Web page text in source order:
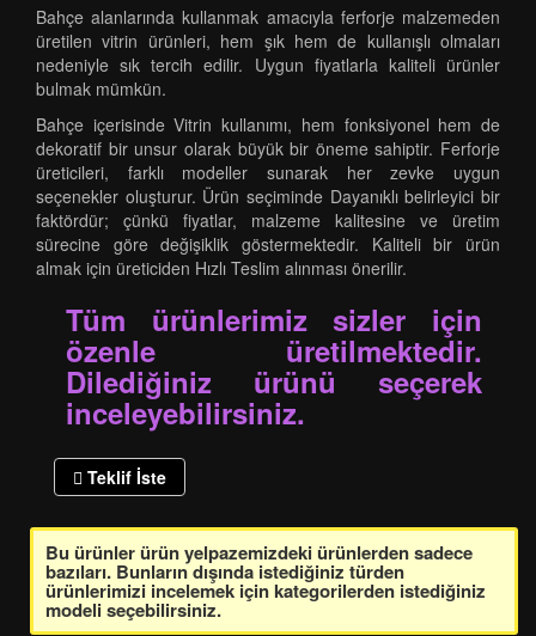
Bahçe alanlarında kullanmak amacıyla ferforje malzemeden
üretilen vitrin ürünleri, hem şık hem de kullanışlı olmaları
nedeniyle sık tercih edilir. Uygun fiyatlarla kaliteli ürünler
bulmak mümkün.
Bahçe içerisinde Vitrin kullanımı, hem fonksiyonel hem de
dekoratif bir unsur olarak büyük bir öneme sahiptir. Ferforje
üreticileri, farklı modeller sunarak her zevke uygun
seçenekler oluşturur. Ürün seçiminde Dayanıklı belirleyici bir
faktördür; çünkü fiyatlar, malzeme kalitesine ve üretim
sürecine göre değişiklik göstermektedir. Kaliteli bir ürün
almak için üreticiden Hızlı Teslim alınması önerilir.
Tüm ürünlerimiz sizler için
özenle üretilmektedir.
Dilediğiniz ürünü seçerek
inceleyebilirsiniz.
Teklif İste
Bu ürünler ürün yelpazemizdeki ürünlerden sadece
bazıları. Bunların dışında istediğiniz türden
ürünlerimizi incelemek için kategorilerden istediğiniz
modeli seçebilirsiniz.